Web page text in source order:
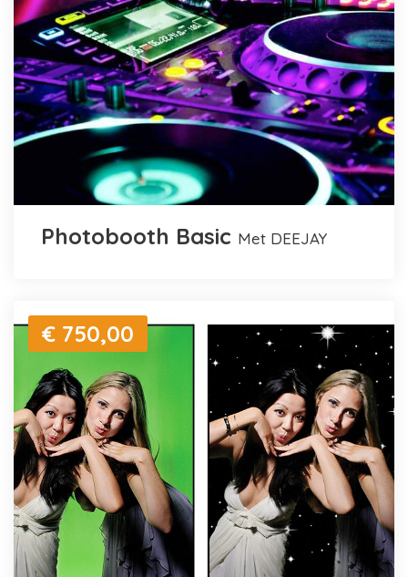
Photobooth Basic met DEEJAY
€ 750,00